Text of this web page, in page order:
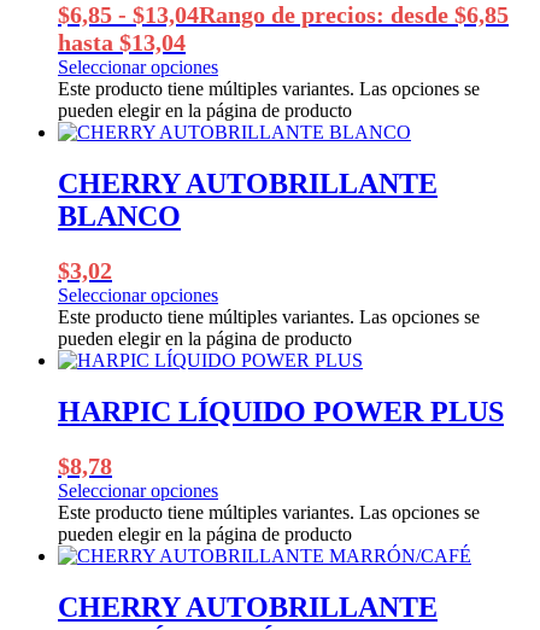
$6,85 - $13,04Rango de precios: desde $6,85
hasta $13,04
Seleccionar opciones
Este producto tiene múltiples variantes. Las opciones se
pueden elegir en la página de producto
CHERRY AUTOBRILLANTE
BLANCO
$3,02
Seleccionar opciones
Este producto tiene múltiples variantes. Las opciones se
pueden elegir en la página de producto
HARPIC LÍQUIDO POWER PLUS
$8,78
Seleccionar opciones
Este producto tiene múltiples variantes. Las opciones se
pueden elegir en la página de producto
CHERRY AUTOBRILLANTE